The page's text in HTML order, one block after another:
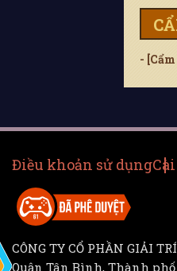
-
Điều khoản sử dụng
CÔNG TY CỔ PHẦN GIẢI
Quận Tân Bình, Thành